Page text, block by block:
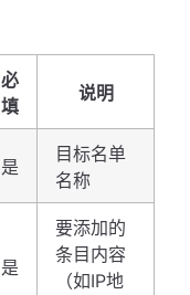
必
填
说明
是
目标名单
名称
是
要添加的
条目内容
（如IP地